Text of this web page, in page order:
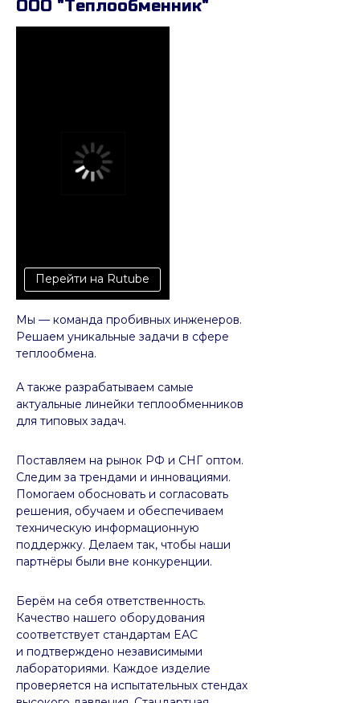
ООО "Теплообменник"
Мы — команда пробивных инженеров.
Решаем уникальные задачи в сфере
теплообмена.
А также разрабатываем самые
актуальные линейки теплообменников
для типовых задач.
Берём на себя ответственность.
Качество нашего оборудования
соответствует стандартам EAC
и подтверждено независимыми
лабораториями. Каждое изделие
проверяется на испытательных стендах
Поставляем на рынок РФ и СНГ оптом.
Следим за трендами и инновациями.
Помогаем обосновать и согласовать
решения, обучаем и обеспечиваем
техническую информационную
поддержку. Делаем так, чтобы наши
партнёры были вне конкуренции.
Перейти на Rutube